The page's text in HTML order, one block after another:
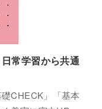
常学習から共通
CHECK」「基本